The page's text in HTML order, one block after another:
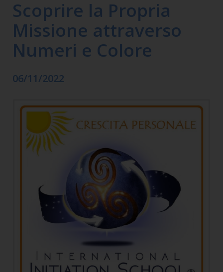
Scoprire la Propria
Missione attraverso
Numeri e Colore
06/11/2022